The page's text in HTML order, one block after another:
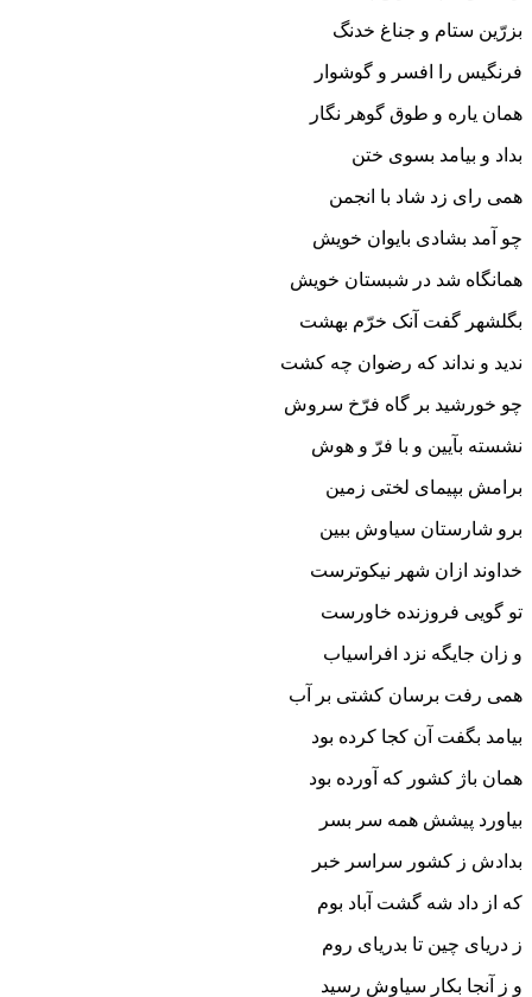
بزرّین ستام و جناغ خدنگ‏
فرنگیس را افسر و گوشوار
همان یاره و طوق گوهر نگار
بداد و بیامد بسوى ختن
همى راى زد شاد با انجمن‏
چو آمد بشادى بایوان خویش
همانگاه شد در شبستان خویش‏
بگلشهر گفت آنک خرّم بهشت
ندید و نداند که رضوان چه کشت‏
چو خورشید بر گاه فرّخ سروش
نشسته بآیین و با فرّ و هوش‏
برامش بپیماى لختى زمین
برو شارستان سیاوش ببین‏
خداوند ازان شهر نیکوترست
تو گویى فروزنده خاورست‏
و زان جایگه نزد افراسیاب
همى رفت برسان کشتى بر آب‏
بیامد بگفت آن کجا کرده بود
همان باژ کشور که آورده بود
بیاورد پیشش همه سر بسر
بدادش ز کشور سراسر خبر
که از داد شه گشت آباد بوم
ز دریاى چین تا بدریاى روم‏
و ز آنجا بکار سیاوش رسید